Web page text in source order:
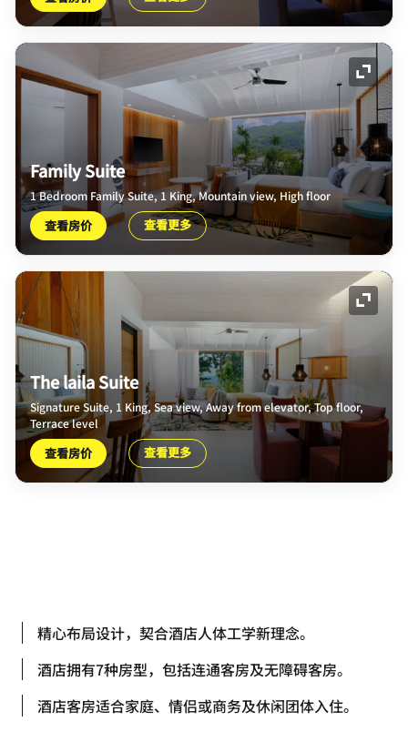
展开
Family Suite
1 Bedroom Family Suite, 1 King, Mountain view, High floor
查看房价 查看更多
展开
The laila Suite
Signature Suite, 1 King, Sea view, Away from elevator, Top floor,
Terrace level
查看房价 查看更多
精心布局设计，契合酒店人体工学新理念。
酒店拥有7种房型，包括连通客房及无障碍客房。
酒店客房适合家庭、情侣或商务及休闲团体入住。